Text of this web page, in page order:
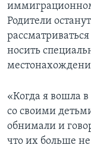
Родители
носить
«Когда я вошла
со своими
обнимали и
что их больше не